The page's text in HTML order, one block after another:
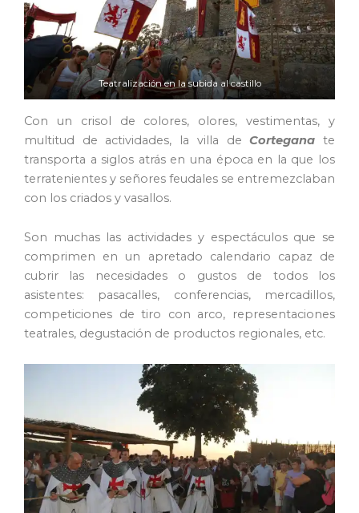
Teatralización en la subida al castillo
Con un crisol de colores, olores, vestimentas, y
multitud de actividades, la villa deCortegana te
transporta a siglos atrás en una época en la que los
terratenientes y señores feudales se entremezclaban
con los criados y vasallos.
Son muchas las actividades y espectáculos que se
comprimen en un apretado calendario capaz de
cubrir las necesidades o gustos de todos los
asistentes: pasacalles, conferencias, mercadillos,
competiciones de tiro con arco, representaciones
teatrales, degustación de productos regionales, etc.